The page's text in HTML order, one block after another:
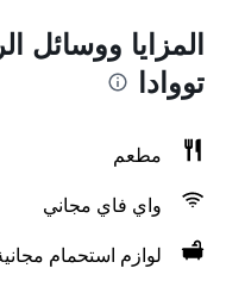
المزايا
تووادا
مطعم
واي فاي مجاني
لوازم استحمام